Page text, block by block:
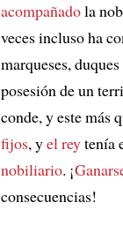
acompañadola
veces incluso ha
marqueses,
posesión de un
conde, y este más
fijos, yel reytenía
nobiliario. ¡
consecuencias!